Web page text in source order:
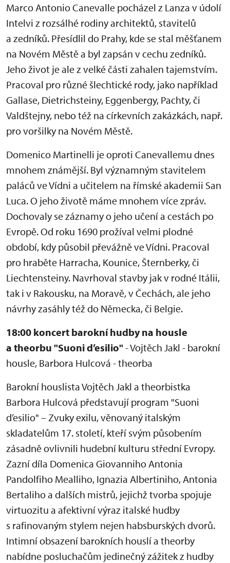
Marco Antonio Canevalle pocházel z Lanza v údolí
Intelvi z rozsálhé rodiny architektů, stavitelů
a zedníků. Přesídlil do Prahy, kde se stal měšťanem
na Novém Městě a byl zapsán v cechu zedníků.
Jeho život je ale z velké části zahalen tajemstvím.
Pracoval pro různé šlechtické rody, jako například
Gallase, Dietrichsteiny, Eggenbergy, Pachty, či
Valdštejny, nebo též na církevních zakázkách, např.
pro voršilky na Novém Městě.
Domenico Martinelli je oproti Canevallemu dnes
mnohem známější. Byl významným stavitelem
paláců ve Vídni a učitelem na římské akademii San
Luca. O jeho životě máme mnohem více zpráv.
Dochovaly se záznamy o jeho učení a cestách po
Evropě. Od roku 1690 prožíval velmi plodné
období, kdy působil převážně ve Vídni. Pracoval
pro hraběte Harracha, Kounice, Šternberky, či
Liechtensteiny. Navrhoval stavby jak v rodné Itálii,
tak i v Rakousku, na Moravě, v Čechách, ale jeho
návrhy zasáhly též do Německa, či Belgie.
18:00 koncert barokní hudby na housle
a theorbu "Suoni d’esilio"- Vojtěch Jakl - barokní
housle, Barbora Hulcová - theorba
Barokní houslista Vojtěch Jakl a theorbistka
Barbora Hulcová představují program "Suoni
d’esilio" – Zvuky exilu, věnovaný italským
skladatelům 17. století, kteří svým působením
zásadně ovlivnili hudební kulturu střední Evropy.
Zazní díla Domenica Giovanniho Antonia
Pandolfiho Mealliho, Ignazia Albertiniho, Antonia
Bertaliho a dalších mistrů, jejichž tvorba spojuje
virtuozitu a afektivní výraz italské hudby
s rafinovaným stylem nejen habsburských dvorů.
Intimní obsazení barokních houslí a theorby
nabídne posluchačům jedinečný zážitek z hudby